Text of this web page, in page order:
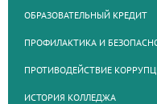
ОБРАЗОВАТЕЛЬНЫЙ КРЕДИТ
ПРОФИЛАКТИКА И
ПРОТИВОДЕЙСТВИЕ
ИСТОРИЯ КОЛЛЕДЖА